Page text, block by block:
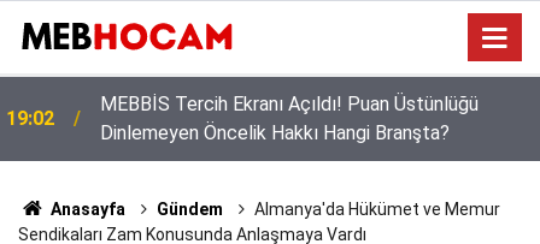
12:02
Öğrencilerin Gözü Bu Takvimde! 2026-2027 Eğitim
Yılında Kaç Gün Tatil Yapılacak?
Anasayfa Gündem
Almanya'da Hükümet ve Memur
Sendikaları Zam Konusunda Anlaşmaya Vardı